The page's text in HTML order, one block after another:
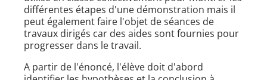
différentes étapes d'une démonstration mais il
peut également faire l'objet de séances de
travaux dirigés car des aides sont fournies pour
progresser dans le travail.
A partir de l'énoncé, l'élève doit d'abord